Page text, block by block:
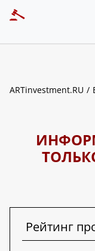
ARTinvestment.RU
Рейтинг